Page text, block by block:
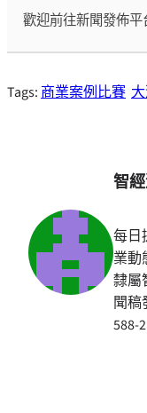
歡迎前往新聞發佈平
Tags: 商業案例比賽
智
每日
業動
隸屬
聞稿
588-